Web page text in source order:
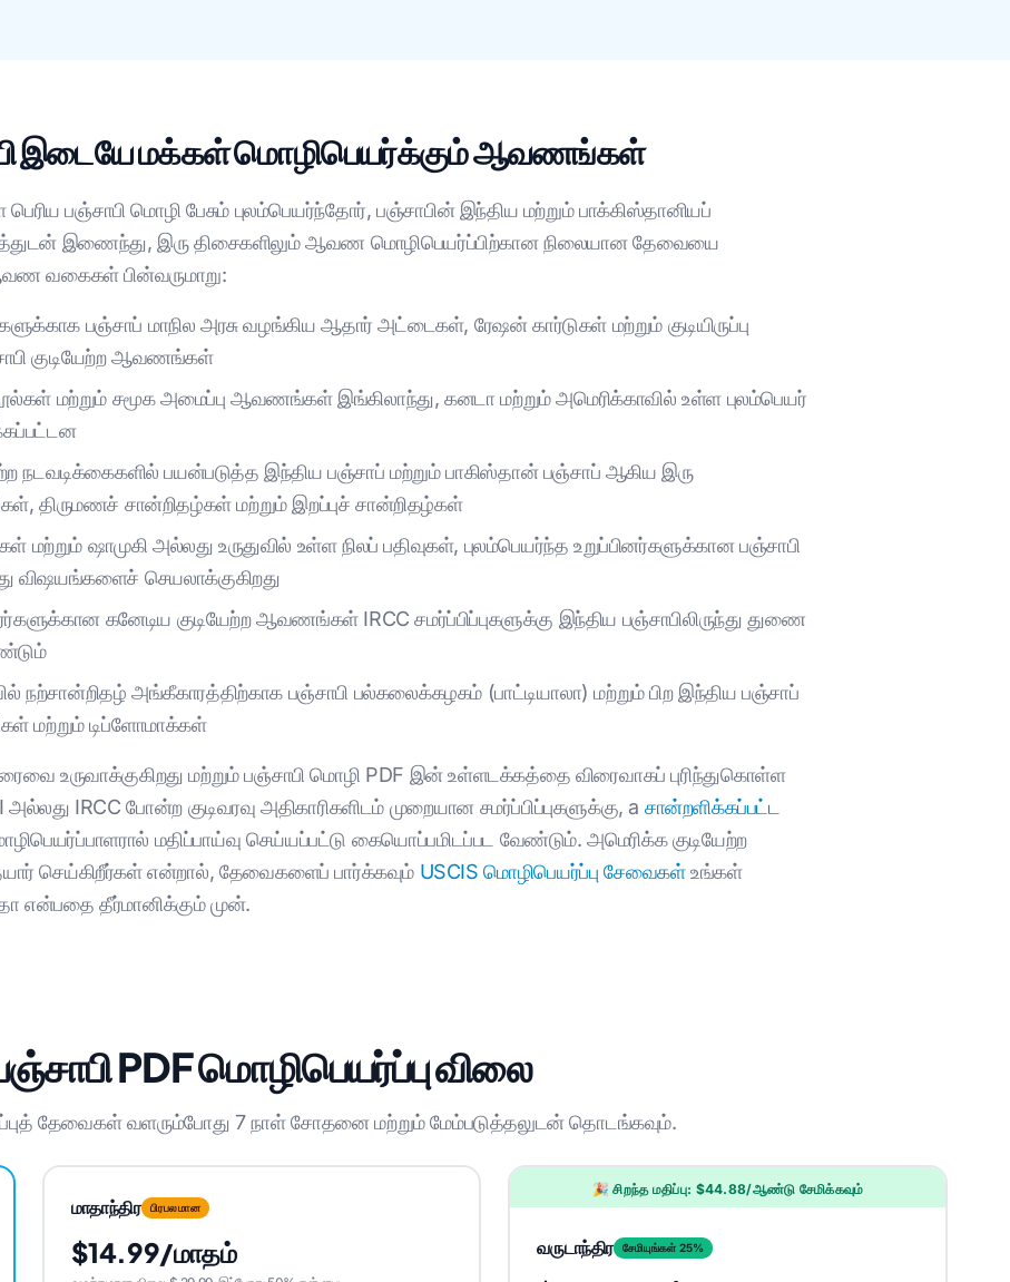
இடையே மக்கள் மொழிபெயர்க்கும் ஆவணங்கள்
பஞ்சாபி மொழி பேசும் புலம்பெயர்ந்தோர், பஞ்சாபின் இந்திய மற்றும் பாக்கிஸ்தானியப்
இணைந்து, இரு திசைகளிலும் ஆவண மொழிபெயர்ப்பிற்கான நிலையான தேவையை
வகைகள் பின்வருமாறு:
பஞ்சாப் மாநில அரசு வழங்கிய ஆதார் அட்டைகள், ரேஷன் கார்டுகள் மற்றும் குடியிருப்பு
குடியேற்ற ஆவணங்கள்
நூல்கள் மற்றும் சமூக அமைப்பு ஆவணங்கள் இங்கிலாந்து, கனடா மற்றும் அமெரிக்காவில் உள்ள புலம்பெயர்
நடவடிக்கைகளில் பயன்படுத்த இந்திய பஞ்சாப் மற்றும் பாகிஸ்தான் பஞ்சாப் ஆகிய இரு
திருமணச் சான்றிதழ்கள் மற்றும் இறப்புச் சான்றிதழ்கள்
ஷாமுகி அல்லது உருதுவில் உள்ள நிலப் பதிவுகள், புலம்பெயர்ந்த உறுப்பினர்களுக்கான பஞ்சாபி
விஷயங்களைச் செயலாக்குகிறது
கனேடிய குடியேற்ற ஆவணங்கள் IRCC சமர்ப்பிப்புகளுக்கு இந்திய பஞ்சாபிலிருந்து துணை
நற்சான்றிதழ் அங்கீகாரத்திற்காக பஞ்சாபி பல்கலைக்கழகம் (பாட்டியாலா) மற்றும் பிற இந்திய பஞ்சாப்
மற்றும் டிப்ளோமாக்கள்
உருவாக்குகிறது மற்றும் பஞ்சாபி மொழி PDF இன் உள்ளடக்கத்தை விரைவாகப் புரிந்துகொள்ள
IRCC போன்ற குடிவரவு அதிகாரிகளிடம் முறையான சமர்ப்பிப்புகளுக்கு, a சான்றளிக்கப்பட்ட
மதிப்பாய்வு செய்யப்பட்டு கையொப்பமிடப்பட வேண்டும். அமெரிக்க குடியேற்ற
செய்கிறீர்கள் என்றால், தேவைகளைப் பார்க்கவும் USCIS மொழிபெயர்ப்பு சேவைகள்உங்கள்
என்பதை தீர்மானிக்கும் முன்.
PDF மொழிபெயர்ப்பு விலை
தேவைகள் வளரும்போது 7 நாள் சோதனை மற்றும் மேம்படுத்தலுடன் தொடங்கவும்.
மாதாந்திர பிரபலமான
$14.99/மாதம்
🎉 சிறந்த மதிப்பு: $44.88/ஆண்டு சேமிக்கவும்
வருடாந்திர சேமியுங்கள் 25%